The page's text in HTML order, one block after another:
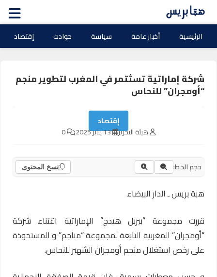
الرئيسية أخبار عامة سياسة حوادث إقتصاد
شركة إماراتية تسثتمر في المغرب لتطوير منجم
“أومجران” للنحاس
إقتصاد
هيئة التحرير 13 يناير 2025
حجم الخط: نسخ المحتوى
هبة بريس ـ الدار البيضاء
قررت مجموعة “بيربل هيدج” الإماراتية اقتناء شركة
“أومجران” المغربية التابعة لمجموعة “مناجم” و المستحوذة
على رخص استغلال منجم أومجران الشهير للنحاس.